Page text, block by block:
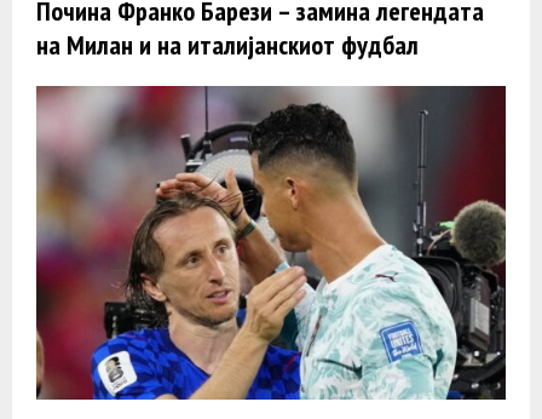
Почина Франко Барези – замина легендата
на Милан и на италијанскиот фудбал